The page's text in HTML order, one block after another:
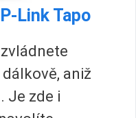
Link Tapo
aniž
Je zde i